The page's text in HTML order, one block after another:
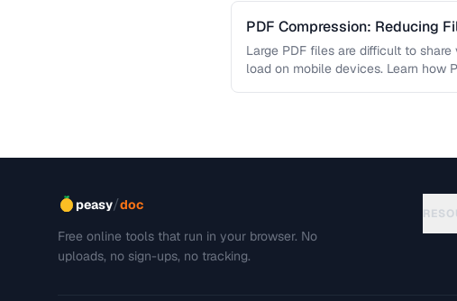
PDF Compression: Reducing
Sacrificing Quality
Large PDF files are difficult to
load on mobile devices. Learn how
peasy/doc
Free online tools that run in your browser. No
uploads, no sign-ups, no tracking.